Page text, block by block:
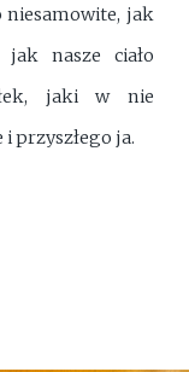
niesamowite, jak
nasze ciało
jaki w nie
przyszłego ja.